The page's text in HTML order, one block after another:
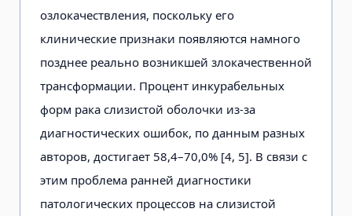
озлокачествления, поскольку его
клинические признаки появляются намного
позднее реально возникшей злокачественной
трансформации. Процент инкурабельных
форм рака слизистой оболочки из-за
диагностических ошибок, по данным разных
авторов, достигает 58,4–70,0% [4, 5]. В связи с
этим проблема ранней диагностики
патологических процессов на слизистой